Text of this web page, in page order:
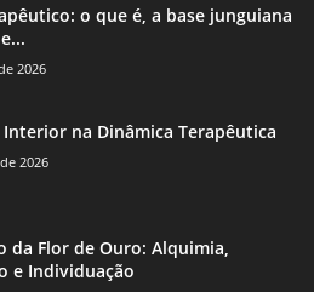
o que é, a base junguiana
2026
Interior na Dinâmica Terapêutica
2026
da Flor de Ouro: Alquimia,
e Individuação